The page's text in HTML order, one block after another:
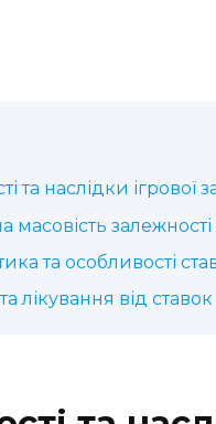
та наслідки ігрової
масовість залежності
та особливості
лікування від ставок